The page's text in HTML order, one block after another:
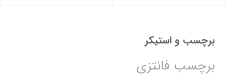
برچسب و استیکر
برچسب فانتزی